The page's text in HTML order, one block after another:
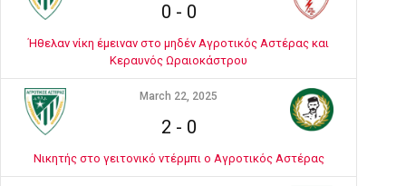
0 - 0
Ήθελαν νίκη έμειναν στο μηδέν Αγροτικός Αστέρας και
Κεραυνός Ωραιοκάστρου
March 22, 2025
2 - 0
Νικητής στο γειτονικό ντέρμπι ο Αγροτικός Αστέρας